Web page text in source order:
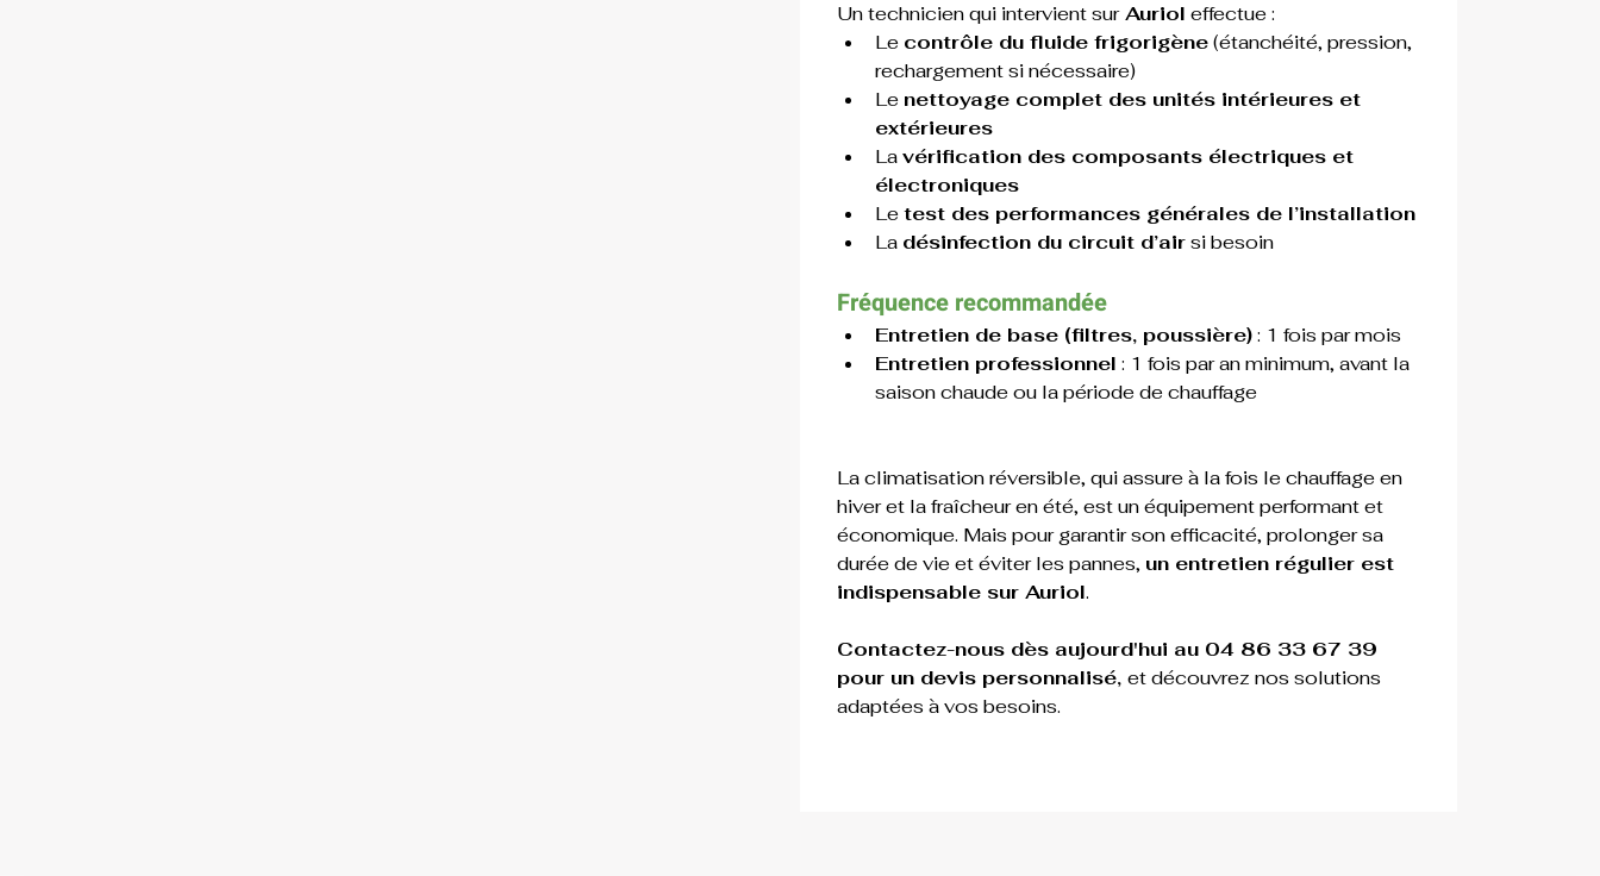
Un technicien qui intervient sur Auriol effectue :
Le contrôle du fluide frigorigène (étanchéité, pression,
rechargement si nécessaire)
Le nettoyage complet des unités intérieures et
extérieures
La vérification des composants électriques et
électroniques
Le test des performances générales de l’installation
La désinfection du circuit d’air si besoin
Fréquence recommandée
Entretien de base (filtres, poussière) : 1 fois par mois
Entretien professionnel : 1 fois par an minimum, avant la
saison chaude ou la période de chauffage
La climatisation réversible, qui assure à la fois le chauffage en
hiver et la fraîcheur en été, est un équipement performant et
économique. Mais pour garantir son efficacité, prolonger sa
durée de vie et éviter les pannes, un entretien régulier est
indispensable sur Auriol.
Contactez-nous dès aujourd'hui au 04 86 33 67 39
pour un devis personnalisé, et découvrez nos solutions
adaptées à vos besoins.